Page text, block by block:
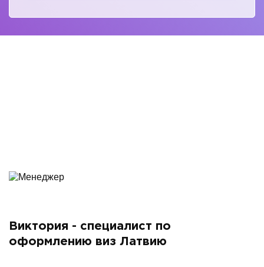
Виктория - специалист по
оформлению виз Латвию